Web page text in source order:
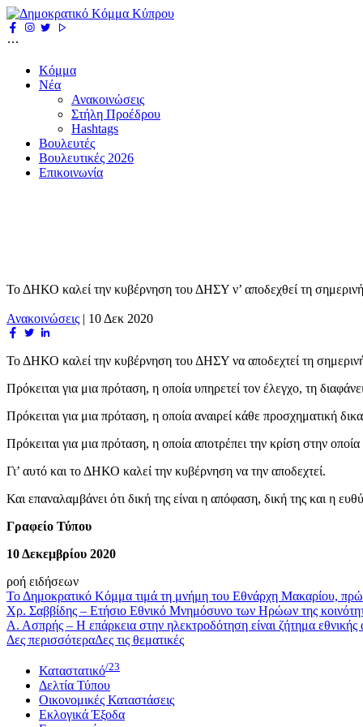
Κόμμα
Νέα
Ανακοινώσεις
Στήλη Προέδρου
Hashtags
Βουλευτές
Βουλευτικές 2026
Επικοινωνία
Το ΔΗΚΟ καλεί την κυβέρνηση του ΔΗΣΥ ν’ αποδεχθεί τη
Ανακοινώσεις | 10 Δεκ 2020
Το ΔΗΚΟ καλεί την κυβέρνηση του ΔΗΣΥ να αποδεχτεί τη
Πρόκειται για μια πρόταση, η οποία υπηρετεί τον έλεγχο, τη
Πρόκειται για μια πρόταση, η οποία αναιρεί κάθε προσχηματική
Πρόκειται για μια πρόταση, η οποία αποτρέπει την κρίση στην
Γι’ αυτό και το ΔΗΚΟ καλεί την κυβέρνηση να την αποδεχτεί.
Και επαναλαμβάνει ότι δική της είναι η απόφαση, δική της και η
Γραφείο Τύπου
10 Δεκεμβρίου 2020
ροή ειδήσεων
Το Δημοκρατικό Κόμμα τιμά τη μνήμη του Εθνάρχη Μακαρίου,
Χρ. Σαββίδης – Ετήσιο Εθνικό Μνημόσυνο των Ηρώων της
Α. Ασπρής – Η επάρκεια στην ηλεκτροδότηση είναι ζήτημα εθνικής
Δες περισσότεραΔες τις θεματικές
Καταστατικό/23
Δελτία Τύπου
Οικονομικές Καταστάσεις
Εκλογικά Έξοδα